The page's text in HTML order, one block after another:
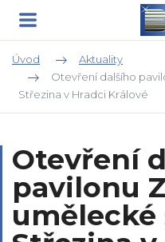
Úvod
Aktuality
Otevření dalšího
Střezina v Hradci Králové
Otevření
pavilonu
umělecké